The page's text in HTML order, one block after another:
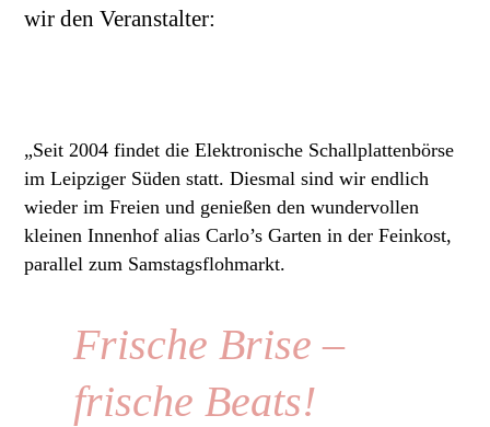
wir den Veranstalter:
„Seit 2004 findet die Elektronische Schallplattenbörse
im Leipziger Süden statt. Diesmal sind wir endlich
wieder im Freien und genießen den wundervollen
kleinen Innenhof alias Carlo’s Garten in der Feinkost,
parallel zum Samstagsflohmarkt.
Frische Brise –
frische Beats!